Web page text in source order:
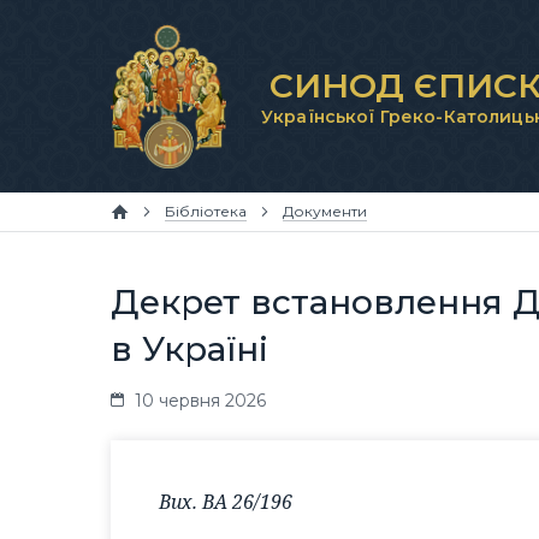
СИНОД
Української Греко-
Бібліотека Документи
Декрет встановлення
в Україні
10 червня 2026
Вих. ВА 26/196